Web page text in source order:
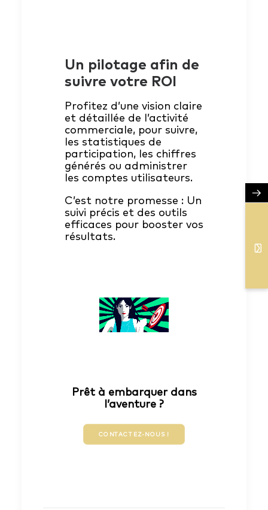
Un pilotage afin de
suivre votre ROI
Profitez d’une vision claire
et détaillée de l’activité
commerciale, pour suivre,
les statistiques de
participation, les chiffres
générés ou administrer
les comptes utilisateurs.
C’est notre promesse : Un
suivi précis et des outils
efficaces pour booster vos
résultats.
Prêt à embarquer dans
l’aventure ?
CONTACTEZ-NOUS !
→